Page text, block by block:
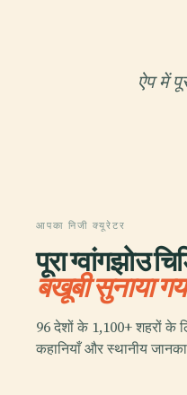
ऐप में
आपका निजी क्यूरेटर
पूरा ग्वांगझोउ
बखूबी सुनाया
96 देशों के 1,100+ शहरों के
कहानियाँ और स्थानीय